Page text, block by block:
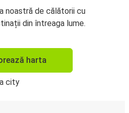
noastră de călătorii cu
din întreaga lume.
harta